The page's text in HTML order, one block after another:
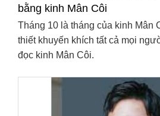
bằng kinh Mân Côi
Tháng 10 là tháng của kinh Mân
thiết khuyến khích tất cả mọi
đọc kinh Mân Côi.